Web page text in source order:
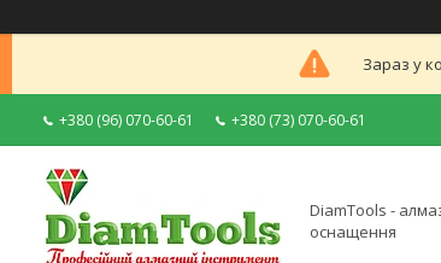
Зараз у
+380 (96) 070-60-61 +380 (73) 070-60-61
DiamTools -
оснащення